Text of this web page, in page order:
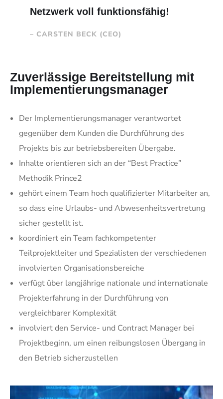
Netzwerk voll funktionsfähig!
– CARSTEN BECK (CEO)
Zuverlässige Bereitstellung mit
Implementierungs­manager
Der Implementierungsmanager verantwortet
gegenüber dem Kunden die Durchführung des
Projekts bis zur betriebsbereiten Übergabe.
Inhalte orientieren sich an der “Best Practice”
Methodik Prince2
gehört einem Team hoch qualifizierter Mitarbeiter an,
so dass eine Urlaubs- und Abwesenheitsvertretung
sicher gestellt ist.
koordiniert ein Team fachkompetenter
Teilprojektleiter und Spezialisten der verschiedenen
involvierten Organisationsbereiche
verfügt über langjährige nationale und internationale
Projekterfahrung in der Durchführung von
vergleichbarer Komplexität
involviert den Service- und Contract Manager bei
Projektbeginn, um einen reibungslosen Übergang in
den Betrieb sicherzustellen